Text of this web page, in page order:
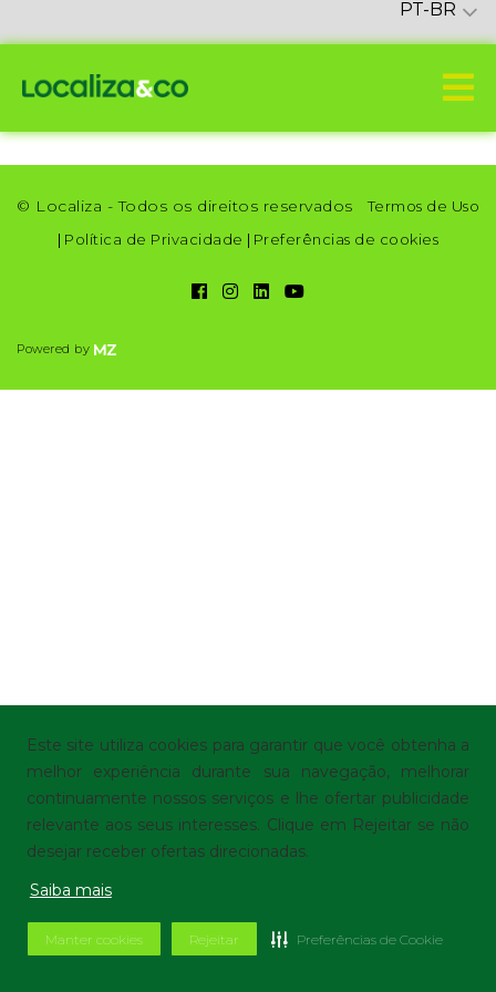
Este site utiliza cookies para garantir que você obtenha a
melhor experiência durante sua navegação, melhorar
continuamente nossos serviços e lhe ofertar publicidade
relevante aos seus interesses. Clique em Rejeitar se não
desejar receber ofertas direcionadas.
Saiba mais
Manter cookies Rejeitar Preferências de Cookie
PT-BR
© Localiza - Todos os direitos reservados
Termos de Uso
| Política de Privacidade | Preferências de cookies
Powered by